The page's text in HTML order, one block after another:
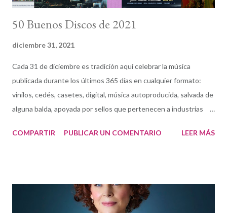
50 Buenos Discos de 2021
diciembre 31, 2021
Cada 31 de diciembre es tradición aquí celebrar la música
publicada durante los últimos 365 días en cualquier formato:
vinilos, cedés, casetes, digital, música autoproducida, salvada de
alguna balda, apoyada por sellos que pertenecen a industrias
siguen ampliándose (y a la vez reduciéndose) en esta irónica
dedicada colaboración de Tom Hull. Hull, el hombre con los
datos, cuenta que 156 críticos hemos votado 510 grabaciones
COMPARTIR PUBLICAR UN COMENTARIO LEER MÁS